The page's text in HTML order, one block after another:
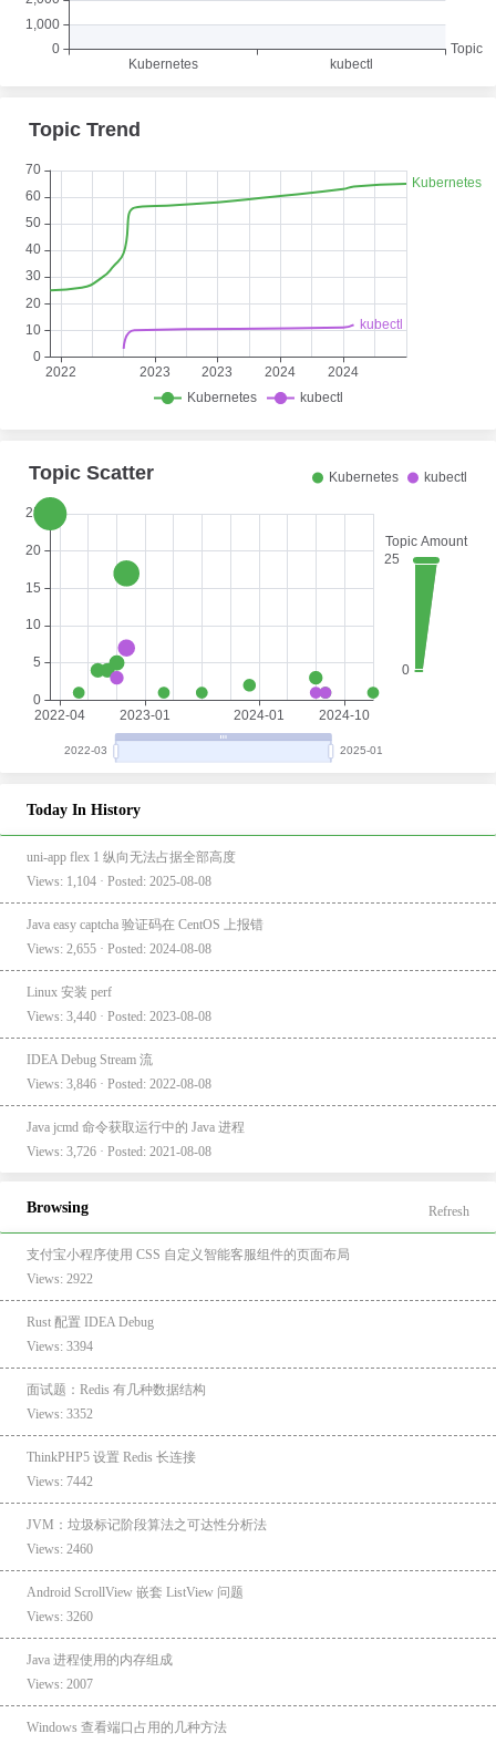
Today In History
uni-app flex 1 纵向无法占据全部高度
Views: 1,104 · Posted: 2025-08-08
Java easy captcha 验证码在 CentOS 上报错
Views: 2,655 · Posted: 2024-08-08
Linux 安装 perf
Views: 3,440 · Posted: 2023-08-08
IDEA Debug Stream 流
Views: 3,846 · Posted: 2022-08-08
Java jcmd 命令获取运行中的 Java 进程
Views: 3,726 · Posted: 2021-08-08
Browsing Refresh
支付宝小程序使用 CSS 自定义智能客服组件的页面布局
Views: 2922
Rust 配置 IDEA Debug
Views: 3394
面试题：Redis 有几种数据结构
Views: 3352
ThinkPHP5 设置 Redis 长连接
Views: 7442
JVM：垃圾标记阶段算法之可达性分析法
Views: 2460
Android ScrollView 嵌套 ListView 问题
Views: 3260
Java 进程使用的内存组成
Views: 2007
Windows 查看端口占用的几种方法